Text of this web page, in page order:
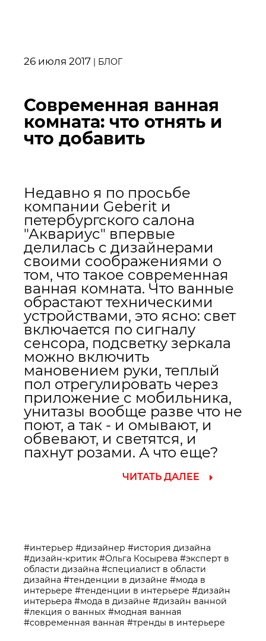
26 июля 2017 | БЛОГ
Современная ванная
комната: что отнять и
что добавить
Недавно я по просьбе
компании Geberit и
петербургского салона
"Аквариус" впервые
делилась с дизайнерами
своими соображениями о
том, что такое современная
ванная комната. Что ванные
обрастают техническими
устройствами, это ясно: свет
включается по сигналу
сенсора, подсветку зеркала
можно включить
мановением руки, теплый
пол отрегулировать через
приложение с мобильника,
унитазы вообще разве что не
поют, а так - и омывают, и
обвевают, и светятся, и
пахнут розами. А что еще?
ЧИТАТЬ ДАЛЕЕ
#интерьер #дизайнер #история дизайна
#дизайн-критик #Ольга Косырева #эксперт в
области дизайна #специалист в области
дизайна #тенденции в дизайне #мода в
интерьере #тенденции в интерьере #дизайн
интерьера #мода в дизайне #дизайн ванной
#лекция о ванных #модная ванная
#современная ванная #тренды в интерьере